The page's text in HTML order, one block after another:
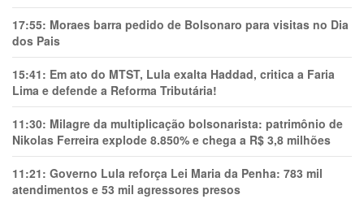
17:55: Moraes barra pedido de Bolsonaro para visitas no Dia
dos Pais
15:41: Em ato do MTST, Lula exalta Haddad, critica a Faria
Lima e defende a Reforma Tributária!
11:30: Milagre da multiplicação bolsonarista: patrimônio de
Nikolas Ferreira explode 8.850% e chega a R$ 3,8 milhões
11:21: Governo Lula reforça Lei Maria da Penha: 783 mil
atendimentos e 53 mil agressores presos